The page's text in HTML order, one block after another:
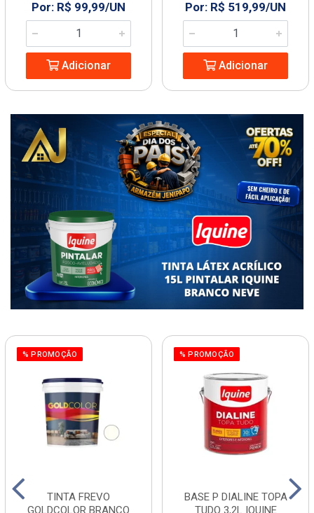
Por: R$ 99,99/UN
Adicionar
Por: R$ 519,99/UN
Adicionar
% PROMOÇÃO
TINTA FREVO
GOLDCOLOR BRANCO
% PROMOÇÃO
BASE P DIALINE TOPA
TUDO 3,2L IQUINE